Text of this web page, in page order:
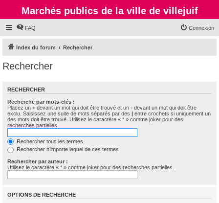
Marchés publics de la ville de villejuif
FAQ Connexion
Index du forum Rechercher
Rechercher
RECHERCHER
Recherche par mots-clés :
Placez un + devant un mot qui doit être trouvé et un - devant un mot qui doit être
exclu. Saisissez une suite de mots séparés par des | entre crochets si uniquement un
des mots doit être trouvé. Utilisez le caractère « * » comme joker pour des
recherches partielles.
Rechercher tous les termes
Rechercher n’importe lequel de ces termes
Rechercher par auteur :
Utilisez le caractère « * » comme joker pour des recherches partielles.
OPTIONS DE RECHERCHE